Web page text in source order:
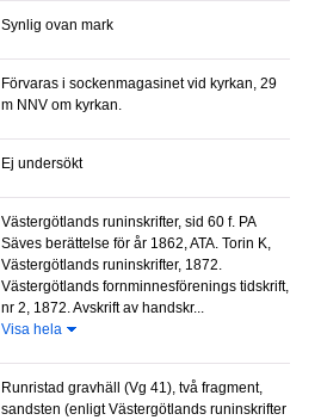
Synlig ovan mark
Förvaras i sockenmagasinet vid kyrkan, 29
m NNV om kyrkan.
Ej undersökt
Västergötlands runinskrifter, sid 60 f. PA
Säves berättelse för år 1862, ATA. Torin K,
Västergötlands runinskrifter, 1872.
Västergötlands fornminnesförenings tidskrift,
nr 2, 1872. Avskrift av handskr...
Visa hela
Runristad gravhäll (Vg 41), två fragment,
sandsten (enligt Västergötlands runinskrifter